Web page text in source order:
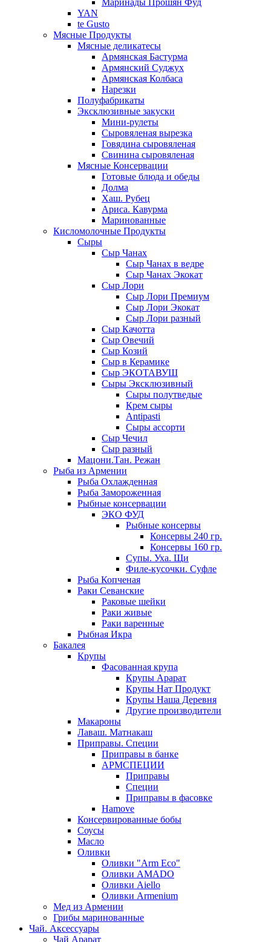
Маринады Прошян Фуд
YAN
te Gusto
Мясные Продукты
Мясные деликатесы
Армянская Бастурма
Армянский Суджух
Армянская Колбаса
Нарезки
Полуфабрикаты
Эксклюзивные закуски
Мини-рулеты
Сыровяленая вырезка
Говядина сыровяленая
Свинина сыровяленая
Мясные Консервации
Готовые блюда и обеды
Долма
Хаш. Рубец
Ариса. Кавурма
Маринованные
Кисломолочные Продукты
Сыры
Сыр Чанах
Сыр Чанах в ведре
Сыр Чанах Экокат
Сыр Лори
Сыр Лори Премиум
Сыр Лори Экокат
Сыр Лори разный
Сыр Качотта
Сыр Овечий
Сыр Козий
Сыр в Керамике
Сыр ЭКОТАВУШ
Сыры Эксклюзивный
Сыры полутведые
Крем сыры
Antipasti
Сыры ассорти
Сыр Чечил
Сыр разный
Мацони.Тан. Режан
Рыба из Армении
Рыба Охлажденная
Рыба Замороженная
Рыбные консервации
ЭКО ФУД
Рыбные консервы
Консервы 240 гр.
Консервы 160 гр.
Супы. Уха. Щи
Филе-кусочки. Суфле
Рыба Копченая
Раки Севанские
Раковые шейки
Раки живые
Раки варенные
Рыбная Икра
Бакалея
Крупы
Фасованная крупа
Крупы Арарат
Крупы Нат Продукт
Крупы Наша Деревня
Другие производители
Макароны
Лаваш. Матнакаш
Приправы. Специи
Приправы в банке
АРМСПЕЦИИ
Приправы
Специи
Приправы в фасовке
Hamove
Консервированные бобы
Соусы
Масло
Оливки
Оливки "Arm Eco"
Оливки AMADO
Оливки Aiello
Оливки Armenium
Мед из Армении
Грибы маринованные
Чай. Аксессуары
Чай Арарат